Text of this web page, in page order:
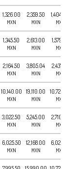
1,326.00
MXN
2,359.50
MXN MXN
1,345.50
MXN
2,613.00
MXN MXN
2,164.50
MXN
3,805.04
MXN MXN
10,140.00
MXN
19,110.00
MXN MXN
3,022.50
MXN
5,245.00
MXN MXN
6,025.50
MXN
12,168.00
MXN MXN